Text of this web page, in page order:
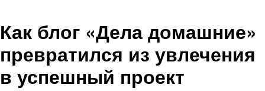
Как блог «Дела домашние»
превратился из увлечения
в успешный проект